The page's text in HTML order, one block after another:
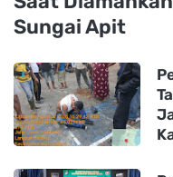
Sungai Apit